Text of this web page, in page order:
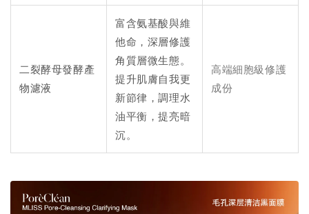
二裂酵母發酵產
物濾液
富含氨基酸與維
他命，深層修護
角質層微生態。
提升肌膚自我更
新節律，調理水
油平衡，提亮暗
沉。
高端細胞級修護
成份